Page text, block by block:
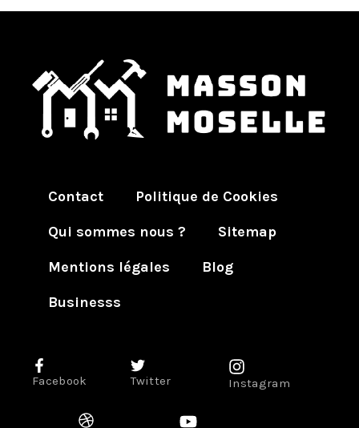
Contact
Politique de Cookies
Qui sommes nous ?
Sitemap
Mentions légales
Blog
Businesss
Facebook Twitter Instagram